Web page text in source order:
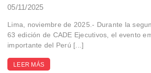
05/11/2025
Lima, noviembre de 2025.- Durante la
63 edición de CADE Ejecutivos, el evento
importante del Perú [...]
LEER MÁS